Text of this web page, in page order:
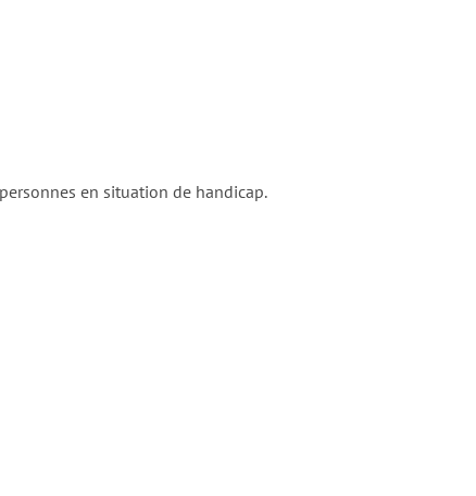
en situation de handicap.